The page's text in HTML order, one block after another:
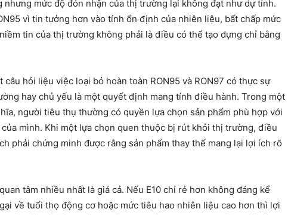
mức độ đón nhận của thị trường lại không đạt như dự tính.
vì tin tưởng hơn vào tính ổn định của nhiên liệu, bất chấp mức
tin của thị trường không phải là điều có thể tạo dựng chỉ bằng
hỏi liệu việc loại bỏ hoàn toàn RON95 và RON97 có thực sự
hay chủ yếu là một quyết định mang tính điều hành. Trong một
người tiêu thụ thường có quyền lựa chọn sản phẩm phù hợp với
mình. Khi một lựa chọn quen thuộc bị rút khỏi thị trường, điều
phải chứng minh được rằng sản phẩm thay thế mang lại lợi ích rõ
tâm nhiều nhất là giá cả. Nếu E10 chỉ rẻ hơn không đáng kể
về tuổi thọ động cơ hoặc mức tiêu hao nhiên liệu cao hơn thì lợi